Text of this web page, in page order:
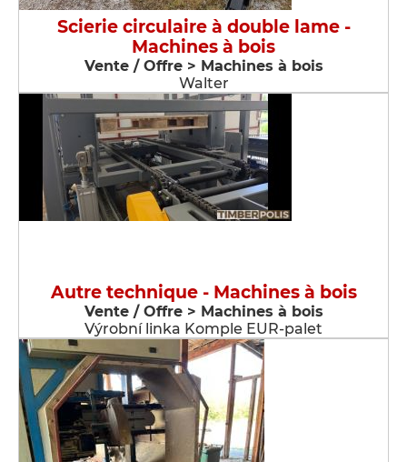
Scierie circulaire à double lame -
Machines à bois
Vente / Offre > Machines à bois
Walter
Autre technique - Machines à bois
Vente / Offre > Machines à bois
Výrobní linka Komple EUR-palet